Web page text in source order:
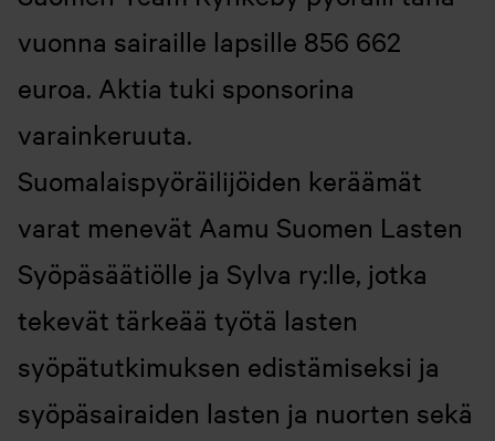
vuonna sairaille lapsille 856 662
euroa. Aktia tuki sponsorina
varainkeruuta.
Suomalaispyöräilijöiden keräämät
varat menevät Aamu Suomen Lasten
Syöpäsäätiölle ja Sylva ry:lle, jotka
tekevät tärkeää työtä lasten
syöpätutkimuksen edistämiseksi ja
syöpäsairaiden lasten ja nuorten sekä